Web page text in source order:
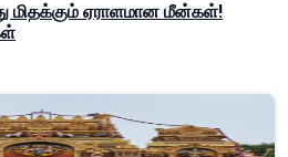
ஏராளமான மீன்கள்!